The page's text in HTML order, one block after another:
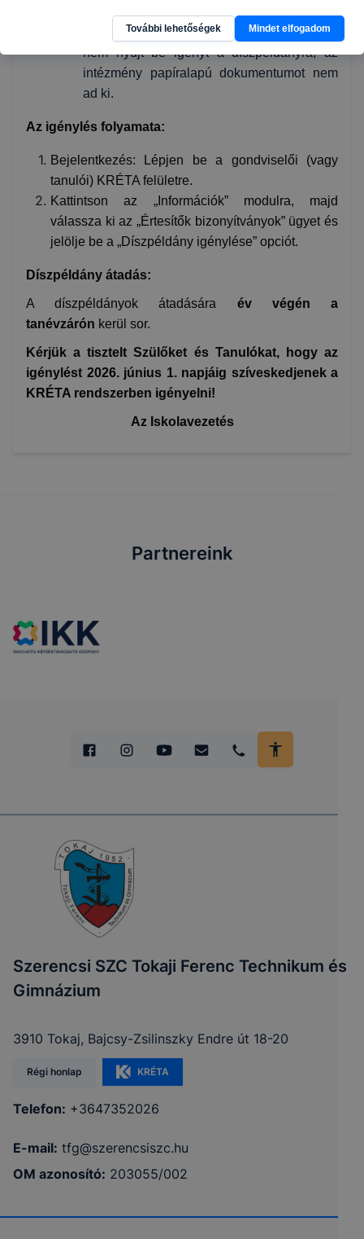
Kiadás hiánya:Amennyiben a gondviselő
nem nyújt be igényt a díszpéldányra, az
intézmény papíralapú dokumentumot nem
ad ki.
Az igénylés folyamata:
Bejelentkezés: Lépjen be a gondviselői (vagy
tanulói) KRÉTA felületre.
Kattintson az „Információk” modulra, majd
válassza ki az „Értesítők bizonyítványok” ügyet és
jelölje be a „Díszpéldány igénylése” opciót.
Díszpéldány átadás:
A díszpéldányok átadására év végén a
tanévzárón kerül sor.
Kérjük a tisztelt Szülőket és Tanulókat, hogy az
igénylést 2026. június 1. napjáig szíveskedjenek a
KRÉTA rendszerben igényelni!
Az Iskolavezetés
Partnereink
Szerencsi SZC Tokaji Ferenc Technikum és
Gimnázium
3910 Tokaj, Bajcsy-Zsilinszky Endre út 18-20
Régi honlap KRÉTA
Telefon: +3647352026
E-mail: tfg@szerencsiszc.hu
OM azonosító: 203055/002
További lehetőségek Mindet elfogadom